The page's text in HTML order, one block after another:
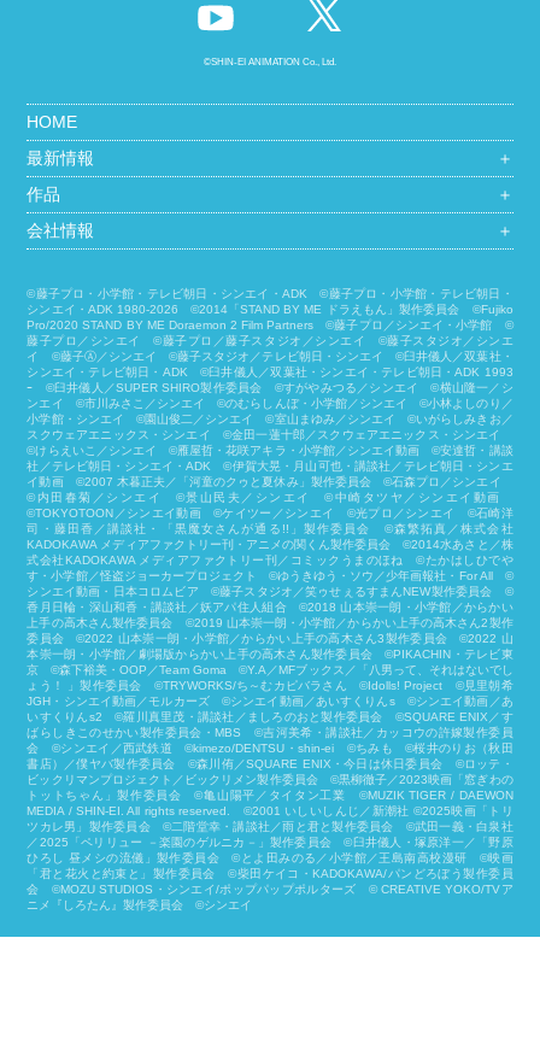
©SHIN-EI ANIMATION Co., Ltd.
HOME
最新情報
＋
作品
＋
会社情報
＋
©藤子プロ・小学館・テレビ朝日・シンエイ・ADK ©藤子プロ・小学館・テレビ朝日・
シンエイ・ADK 1980-2026 ©2014「STAND BY ME ドラえもん」製作委員会 ©Fujiko
Pro/2020 STAND BY ME Doraemon 2 Film Partners ©藤子プロ／シンエイ・小学館 ©
藤子プロ／シンエイ ©藤子プロ／藤子スタジオ／シンエイ ©藤子スタジオ／シンエ
イ ©藤子Ⓐ／シンエイ ©藤子スタジオ／テレビ朝日・シンエイ ©臼井儀人／双葉社・
シンエイ・テレビ朝日・ADK ©臼井儀人／双葉社・シンエイ・テレビ朝日・ADK 1993
ｰ ©臼井儀人／SUPER SHIRO製作委員会 ©すがやみつる／シンエイ ©横山隆一／シ
ンエイ ©市川みさこ／シンエイ ©のむらしんぼ・小学館／シンエイ ©小林よしのり／
小学館・シンエイ ©園山俊二／シンエイ ©室山まゆみ／シンエイ ©いがらしみきお／
スクウェアエニックス・シンエイ ©金田一蓮十郎／スクウェアエニックス・シンエイ
©けらえいこ／シンエイ ©雁屋哲・花咲アキラ・小学館／シンエイ動画 ©安達哲・講談
社／テレビ朝日・シンエイ・ADK ©伊賀大晃・月山可也・講談社／テレビ朝日・シンエ
イ動画 ©2007 木暮正夫／「河童のクゥと夏休み」製作委員会 ©石森プロ／シンエイ
©内田春菊／シンエイ ©景山民夫／シンエイ ©中崎タツヤ／シンエイ動画
©︎TOKYOTOON／シンエイ動画 ©ケイツー／シンエイ ©光プロ／シンエイ ©石崎洋
司・藤田香／講談社・「黒魔女さんが通る!!」製作委員会 ©森繁拓真／株式会社
KADOKAWA メディアファクトリー刊・アニメの関くん製作委員会 ©2014水あさと／株
式会社KADOKAWA メディアファクトリー刊／コミックうまのほね ©たかはしひでや
す・小学館／怪盗ジョーカープロジェクト ©ゆうきゆう・ソウ／少年画報社・For All ©
シンエイ動画・日本コロムビア ©藤子スタジオ／笑ゥせぇるすまんNEW製作委員会 ©
香月日輪・深山和香・講談社／妖アパ住人組合 ©2018 山本崇一朗・小学館／からかい
上手の高木さん製作委員会 ©2019 山本崇一朗・小学館／からかい上手の高木さん2製作
委員会 ©2022 山本崇一朗・小学館／からかい上手の高木さん3製作委員会 ©2022 山
本崇一朗・小学館／劇場版からかい上手の高木さん製作委員会 ©PIKACHIN・テレビ東
京 ©森下裕美・OOP／Team Goma ©Y.A／MFブックス／「八男って、それはないでし
ょう！ 」製作委員会 ©TRYWORKS/ち～むカピバラさん ©︎Idolls! Project ©見里朝希
JGH・シンエイ動画／モルカーズ ©シンエイ動画／あいすくりんs ©シンエイ動画／あ
いすくりんs2 ©羅川真里茂・講談社／ましろのおと製作委員会 ©SQUARE ENIX／す
ばらしきこのせかい製作委員会・MBS ©吉河美希・講談社／カッコウの許嫁製作委員
会 ©シンエイ／西武鉄道 ©kimezo/DENTSU・shin-ei ©ちみも ©桜井のりお（秋田
書店）／僕ヤバ製作委員会 ©森川侑／SQUARE ENIX・今日は休日委員会 ©ロッテ・
ビックリマンプロジェクト／ビックリメン製作委員会 ©黒柳徹子／2023映画「窓ぎわの
トットちゃん」製作委員会 ©亀山陽平／タイタン工業 ©MUZIK TIGER / DAEWON
MEDIA / SHIN-EI. All rights reserved. ©2001 いしいしんじ／新潮社 ©2025映画「トリ
ツカレ男」製作委員会 ©二階堂幸・講談社／雨と君と製作委員会 ©武田一義・白泉社
／2025「ペリリュー －楽園のゲルニカ－」製作委員会 ©臼井儀人・塚原洋一／「野原
ひろし 昼メシの流儀」製作委員会 ©とよ田みのる／小学館／王島南高校漫研 ©映画
「君と花火と約束と」製作委員会 ©柴⽥ケイコ・KADOKAWA/パンどろぼう製作委員
会 ©MOZU STUDIOS・シンエイ/ポップパップポルターズ © CREATIVE YOKO/TVア
ニメ『しろたん』製作委員会 ©シンエイ